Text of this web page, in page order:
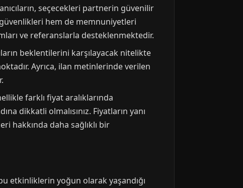
seçecekleri partnerin güvenilir
hem de memnuniyetleri
ve referanslarla desteklenmektedir.
beklentilerini karşılayacak nitelikte
Ayrıca, ilan metinlerinde verilen
farklı fiyat aralıklarında
dikkatli olmalısınız. Fiyatların yanı
hakkında daha sağlıklı bir
etkinliklerin yoğun olarak yaşandığı